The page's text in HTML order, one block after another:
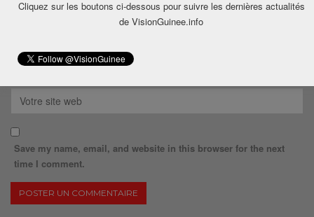
Save my name, email, and website in this browser for the next
time I comment.
Cliquez sur les boutons ci-dessous pour suivre les dernières actualités
de VisionGuinee.info